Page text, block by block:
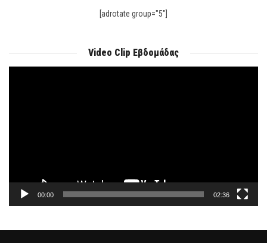
[adrotate group="5"]
Video Clip Εβδομάδας
00:00 02:36